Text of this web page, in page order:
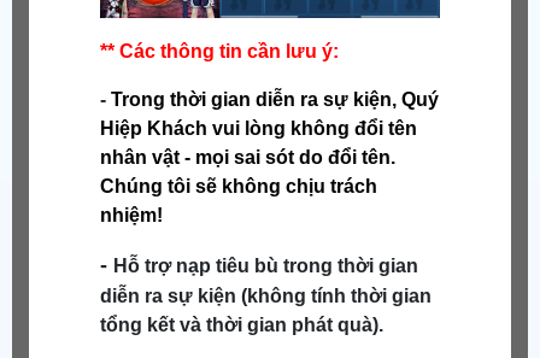
** Các thông tin cần lưu ý:
-Trong thời gian diễn ra sự kiện, Quý
Hiệp Khách vui lòng không đổi tên
nhân vật - mọi sai sót do đổi tên.
Chúng tôi sẽ không chịu trách
nhiệm!
- Hỗ trợ nạp tiêu bù trong thời gian
diễn ra sự kiện (không tính thời gian
tổng kết và thời gian phát quà).